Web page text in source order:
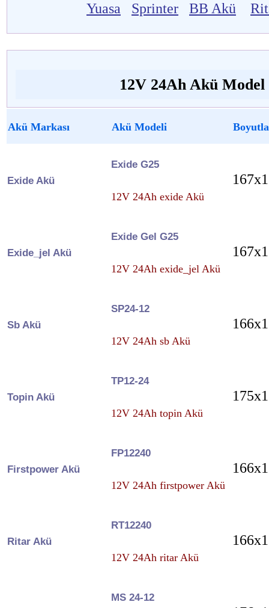
Yuasa Sprinter BB Akü
12V 24Ah Akü Model
Akü Markası Akü Modeli
Exide Akü
Exide G25
12V 24Ah exide Akü
Exide_jel Akü
Exide Gel G25
12V 24Ah exide_jel Akü
Sb Akü
SP24-12
12V 24Ah sb Akü
Topin Akü
TP12-24
12V 24Ah topin Akü
Firstpower Akü
FP12240
12V 24Ah firstpower Akü
Ritar Akü
RT12240
12V 24Ah ritar Akü
MS 24-12